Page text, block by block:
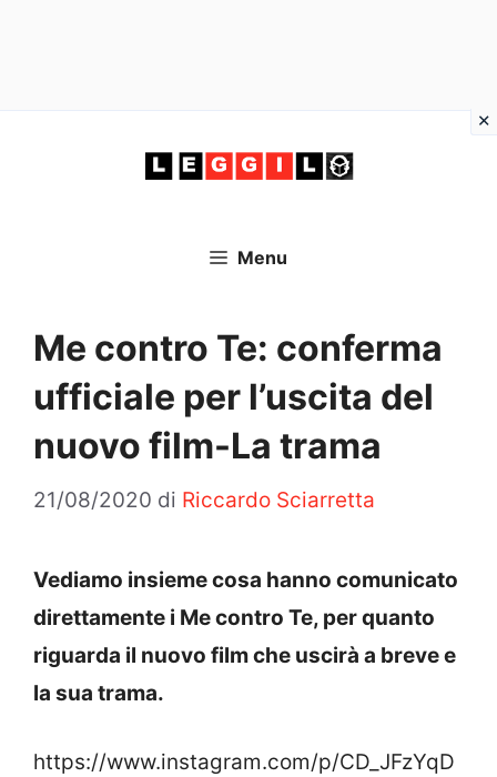
Menu
Me contro Te: conferma
ufficiale per l’uscita del
nuovo film-La trama
21/08/2020 di Riccardo Sciarretta
Vediamo insieme cosa hanno comunicato
direttamente i Me contro Te, per quanto
riguarda il nuovo film che uscirà a breve e
la sua trama.
https://www.instagram.com/p/CD_JFzYqD